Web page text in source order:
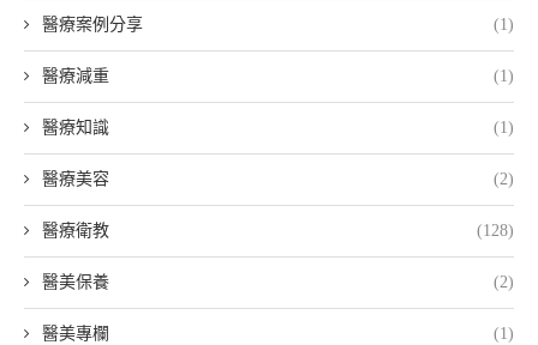
醫療案例分享 (1)
醫療減重 (1)
醫療知識 (1)
醫療美容 (2)
醫療衛教 (128)
醫美保養 (2)
醫美專欄 (1)